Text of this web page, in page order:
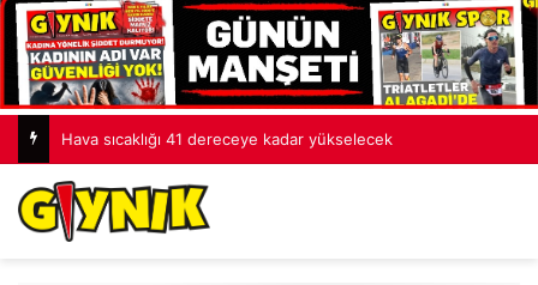
Hava sıcaklığı 41 dereceye kadar yükselecek